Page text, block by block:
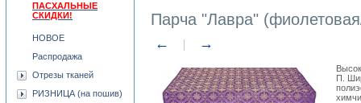
Парча "Лавра"
← →
П.
ПАСХАЛЬНЫЕ
СКИДКИ!
НОВОЕ
Распродажа
Отрезы тканей
РИЗНИЦА (на пошив)